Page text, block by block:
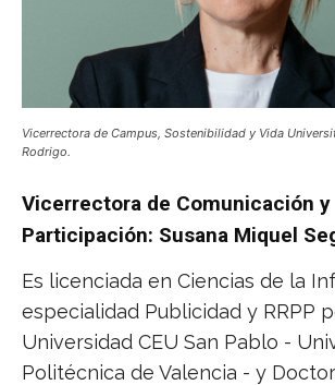
Vicerrectora de Campus, Sostenibilidad y Vida
Rodrigo.
Vicerrectora de Comunicación y
Participación: Susana Miquel
Es licenciada en Ciencias de la
especialidad Publicidad y RRPP
Universidad CEU San Pablo -
Politécnica de Valencia - y